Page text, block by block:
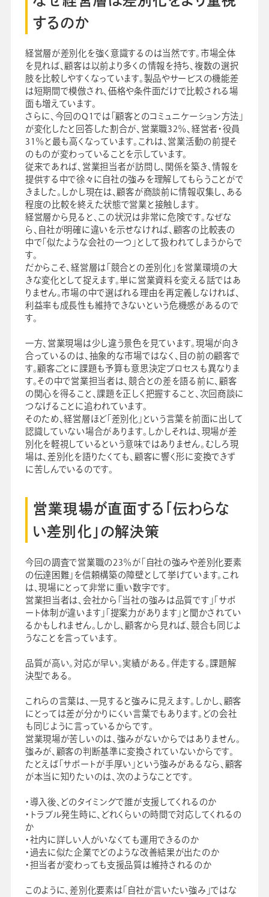
するのか
経営層が差別化を強く意識するのは当然です。市場全体
を見れば、顧客は以前より多くの情報を持ち、複数の選択
肢を比較しやすくなっています。製品やサービスの機能差
は短期間で模倣され、価格や条件面だけで比較される場
面も増えています。
さらに、今回のQ1では「顧客とのコミュニケーション方法」
が変化したと回答した割合が、営業職32％、経営者・役員
31％と最も高くなっています。これは、営業活動の前提そ
のものが変わっていることを示しています。
従来であれば、営業担当者が訪問し、関係を築き、情報を
提供する中で徐々に自社の強みを理解してもらうことがで
きました。しかし現在は、顧客が商談前に情報収集し、ある
程度の比較を終えた状態で営業と接触します。
経営層から見ると、この状況は非常に危険です。なぜな
ら、自社が明確に違いを示せなければ、顧客の比較表の
中で「似たような会社の一つ」として扱われてしまうからで
す。
だからこそ、経営層は「競合との差別化」を営業環境の大
きな変化として捉えます。単に営業資料を変える話ではあ
りません。市場の中で選ばれる理由を再定義しなければ、
利益率も成長性も維持できないという危機感があるので
す。
一方、営業現場は少し違う景色を見ています。現場が向き
合っているのは、抽象的な市場ではなく、目の前の顧客で
す。顧客ごとに課題も予算も意思決定プロセスも異なりま
す。その中で営業担当者は、競合との差を語る前に、顧客
の関心を得ること、課題を正しく把握すること、次回商談に
つなげることに追われています。
そのため、経営層ほど「差別化」という言葉を前面に出して
認識していない場合があります。しかしそれは、現場が差
別化を軽視しているという意味ではありません。むしろ現
場は、差別化を語りたくても、顧客に響く形に変換できず
に苦しんでいるのです。
営業現場が直面する「伝わらな
い差別化」の解決策
今回の調査で営業職の23％が「自社の強みや差別化要素
の伝達困難」を信頼構築の障壁として挙げています。これ
は、現場にとって非常に重い数字です。
営業担当者は、会社から「当社の強みは品質です」「サポ
ート体制が違います」「提案力があります」と聞かされてい
るかもしれません。しかし、顧客から見れば、競合も同じよ
うなことを言っています。
品質が高い。対応が早い。実績がある。伴走する。課題解
決型である。
これらの言葉は、一見すると強みに見えます。しかし、顧客
にとっては差が分かりにくい言葉でもあります。どの会社
も同じように言っているからです。
営業現場が苦しいのは、強みがないからではありません。
強みが、顧客の判断基準に変換されていないからです。
たとえば「サポートが手厚い」という強みがあるなら、顧客
が本当に知りたいのは、次のようなことです。
・導入後、どのタイミングで誰が支援してくれるのか
・トラブル発生時に、どれくらいの時間で対応してくれるの
か
・社内に詳しい人がいなくても運用できるのか
・過去に似た企業でどのような改善結果が出たのか
・担当者が変わっても支援品質は維持されるのか
このように、差別化要素は「自社が言いたい強み」ではな